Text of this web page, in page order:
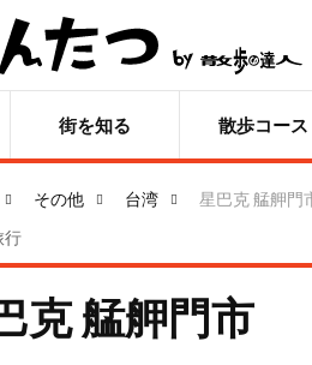
街を知る 散歩コース
その他 台湾
星巴克 艋舺門
行
克 艋舺門市